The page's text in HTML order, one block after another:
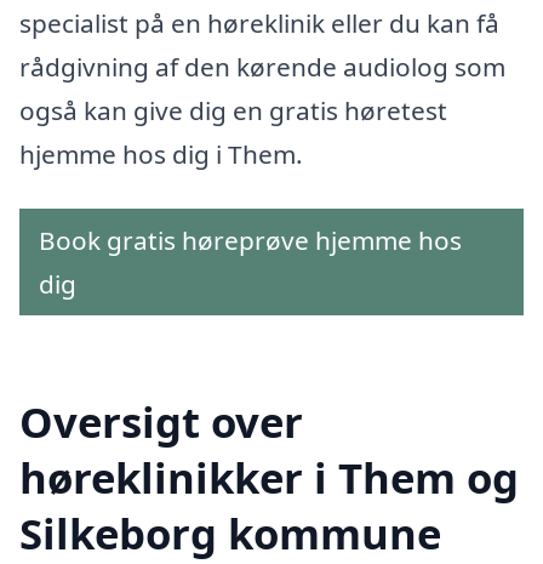
specialist på en høreklinik eller du kan få
rådgivning af den kørende audiolog som
også kan give dig en gratis høretest
hjemme hos dig i Them.
Book gratis høreprøve hjemme hos
dig
Oversigt over
høreklinikker i Them og
Silkeborg kommune